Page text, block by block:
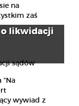
na
zaś
o likwidacji
"Na
wywiad z